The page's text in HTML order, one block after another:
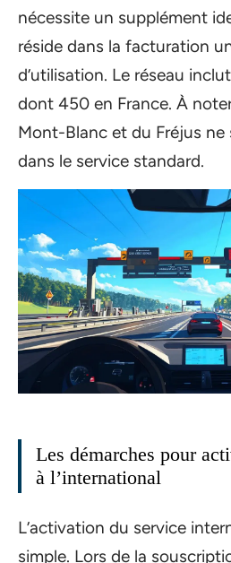
nécessite un supplément
réside dans la facturation
d’utilisation. Le réseau
dont 450 en France. À
Mont-Blanc et du Fréjus ne
dans le service standard.
Les démarches pour
à l’international
L’activation du service
simple. Lors de la